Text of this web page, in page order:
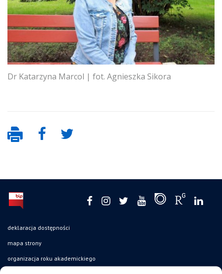
Dr Katarzyna Marcol | fot. Agnieszka Sikora
deklaracja dostępności
mapa strony
organizacja roku akademickiego